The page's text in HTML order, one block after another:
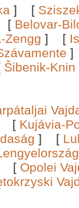
] [
[ Belovar-
Zengg ] [
Šibenik-Knin
[ Kujávia-
] [
[ Opolei